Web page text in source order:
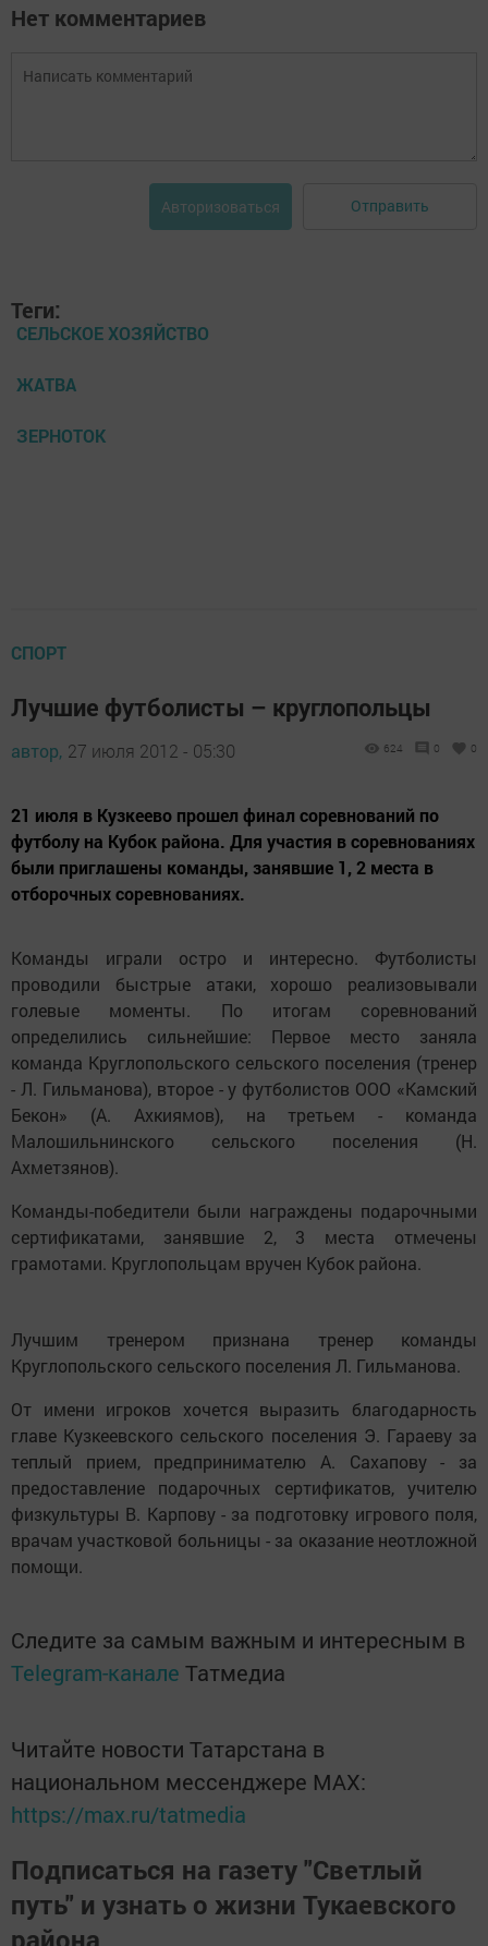
Нет комментариев
Авторизоваться Отправить
Теги:
СЕЛЬСКОЕ ХОЗЯЙСТВО
ЖАТВА
ЗЕРНОТОК
СПОРТ
Лучшие футболисты – круглопольцы
автор, 27 июля 2012 - 05:30 624 0 0
21 июля в Кузкеево прошел финал соревнований по
футболу на Кубок района. Для участия в соревнованиях
были приглашены команды, занявшие 1, 2 места в
отборочных соревнованиях.
Команды играли остро и интересно. Футболисты
проводили быстрые атаки, хорошо реализовывали
голевые моменты. По итогам соревнований
определились сильнейшие: Первое место заняла
команда Круглопольского сельского поселения (тренер
- Л. Гильманова), второе - у футболистов ООО «Камский
Бекон» (А. Ахкиямов), на третьем - команда
Малошильнинского сельского поселения (Н.
Ахметзянов).
Команды-победители были награждены подарочными
сертификатами, занявшие 2, 3 места отмечены
грамотами. Круглопольцам вручен Кубок района.
Лучшим тренером признана тренер команды
Круглопольского сельского поселения Л. Гильманова.
От имени игроков хочется выразить благодарность
главе Кузкеевского сельского поселения Э. Гараеву за
теплый прием, предпринимателю А. Сахапову - за
предоставление подарочных сертификатов, учителю
физкультуры В. Карпову - за подготовку игрового поля,
врачам участковой больницы - за оказание неотложной
помощи.
Следите за самым важным и интересным в
Telegram-канале Татмедиа
Читайте новости Татарстана в
национальном мессенджере MАХ:
https://max.ru/tatmedia
Подписаться на газету "Светлый
путь" и узнать о жизни Тукаевского